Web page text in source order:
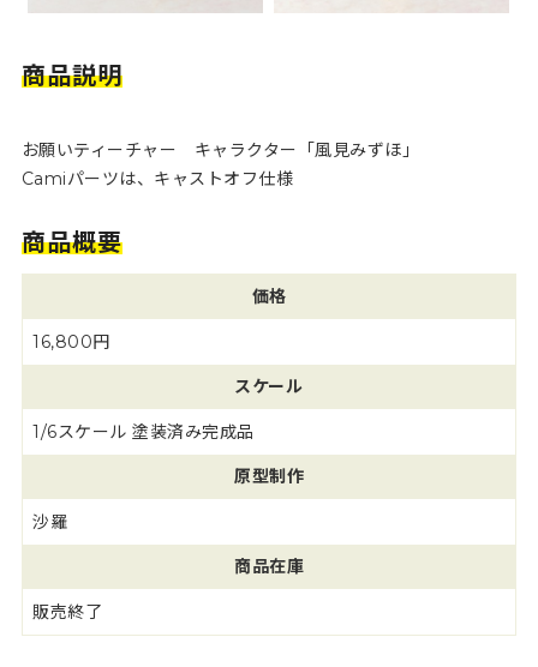
商品説明
お願いティーチャー キャラクター「風見みずほ」
Camiパーツは、キャストオフ仕様
商品概要
価格
16,800円
スケール
1/6スケール 塗装済み完成品
原型制作
沙羅
商品在庫
販売終了